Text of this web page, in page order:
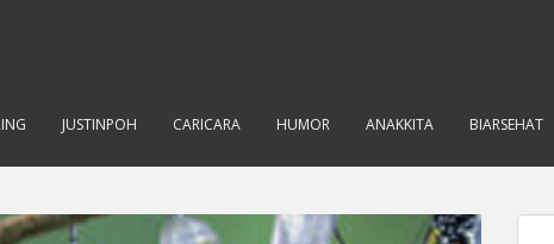
JUSTINPOH CARICARA HUMOR ANAKKITA BIARSEHAT